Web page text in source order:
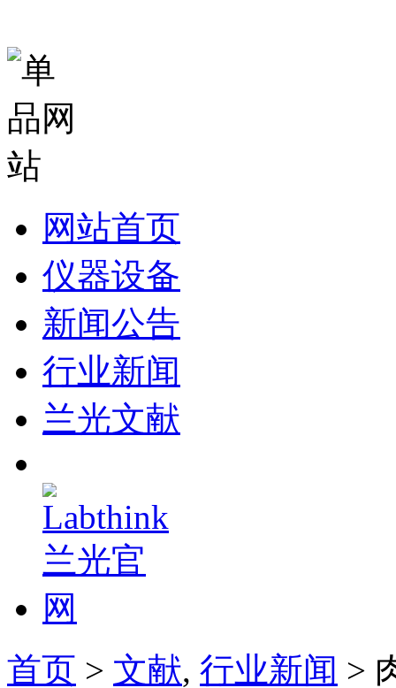
网站首页
仪器设备
新闻公告
行业新闻
兰光文献
首页 > 文献, 行业新闻 >